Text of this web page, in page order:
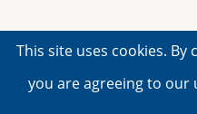
This site uses cookies.
you are agreeing to our